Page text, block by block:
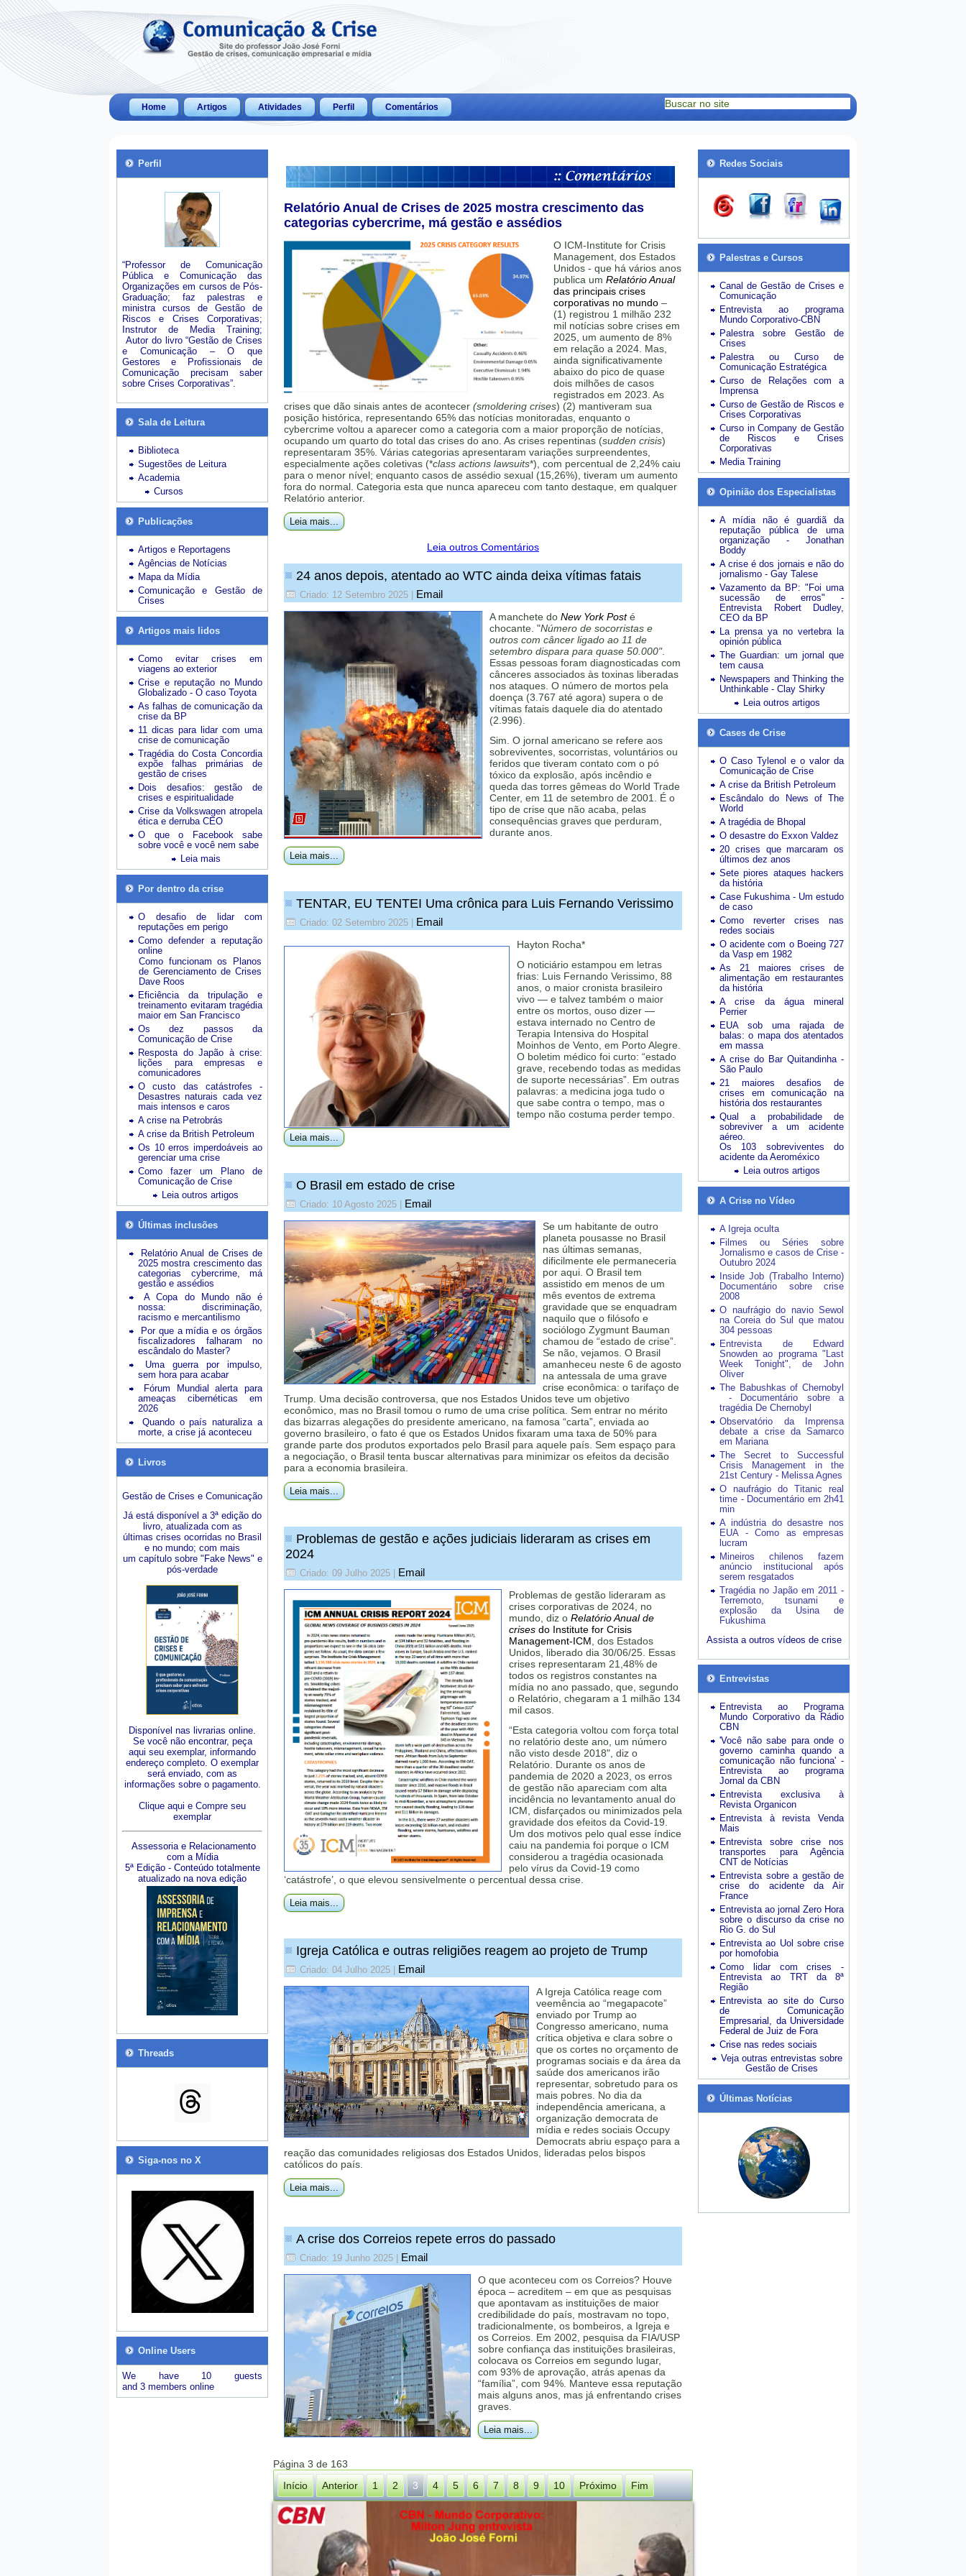
Home Artigos Atividades Perfil Comentários
Perfil
“Professor de Comunicação
Pública e Comunicação das
Organizações em cursos de Pós-
Graduação; faz palestras e
ministra cursos de Gestão de
Riscos e Crises Corporativas;
Instrutor de Media Training;
Autor do livro “Gestão de Crises
e Comunicação – O que
Gestores e Profissionais de
Comunicação precisam saber
sobre Crises Corporativas”.
Sala de Leitura
Biblioteca
Sugestões de Leitura
Academia
Cursos
Publicações
Artigos e Reportagens
Agências de Notícias
Mapa da Mídia
Comunicação e Gestão de
Crises
Artigos mais lidos
Como evitar crises em
viagens ao exterior
Crise e reputação no Mundo
Globalizado - O caso Toyota
As falhas de comunicação da
crise da BP
11 dicas para lidar com uma
crise de comunicação
Tragédia do Costa Concordia
expõe falhas primárias de
gestão de crises
Dois desafios: gestão de
crises e espiritualidade
Crise da Volkswagen atropela
ética e derruba CEO
O que o Facebook sabe
sobre você e você nem sabe
Leia mais
Por dentro da crise
O desafio de lidar com
reputações em perigo
Como defender a reputação
online
Como funcionam os Planos
de Gerenciamento de Crises
Dave Roos
Eficiência da tripulação e
treinamento evitaram tragédia
maior em San Francisco
Os dez passos da
Comunicação de Crise
Resposta do Japão à crise:
lições para empresas e
comunicadores
O custo das catástrofes -
Desastres naturais cada vez
mais intensos e caros
A crise na Petrobrás
A crise da British Petroleum
Os 10 erros imperdoáveis ao
gerenciar uma crise
Como fazer um Plano de
Comunicação de Crise
Leia outros artigos
Últimas inclusões
Relatório Anual de Crises de
2025 mostra crescimento das
categorias cybercrime, má
gestão e assédios
A Copa do Mundo não é
nossa: discriminação,
racismo e mercantilismo
Por que a mídia e os órgãos
fiscalizadores falharam no
escândalo do Master?
Uma guerra por impulso,
sem hora para acabar
Fórum Mundial alerta para
ameaças cibernéticas em
2026
Quando o país naturaliza a
morte, a crise já aconteceu
Livros
Gestão de Crises e Comunicação
Já está disponível a 3ª edição do
livro, atualizada com as
últimas crises ocorridas no Brasil
e no mundo; com mais
um capítulo sobre "Fake News" e
pós-verdade
Disponível nas livrarias online.
Se você não encontrar, peça
aqui seu exemplar, informando
endereço completo. O exemplar
será enviado, com as
informações sobre o pagamento.
Clique aqui e Compre seu
exemplar
Assessoria e Relacionamento
com a Mídia
5ª Edição - Conteúdo totalmente
atualizado na nova edição
Threads
Siga-nos no X
Online Users
We have 10 guests
and 3 members online
Relatório Anual de Crises de 2025 mostra crescimento das
categorias cybercrime, má gestão e assédios
O ICM-Institute for Crisis
Management, dos Estados
Unidos - que há vários anos
publica um Relatório Anual
das principais crises
corporativas no mundo –
(1) registrou 1 milhão 232
mil notícias sobre crises em
2025, um aumento de 8%
em relação a 2024. Mas,
ainda significativamente
abaixo do pico de quase
dois milhões de casos
registrados em 2023. As
crises que dão sinais antes de acontecer (smoldering crises) (2) mantiveram sua
posição histórica, representando 65% das notícias monitoradas, enquanto o
cybercrime voltou a aparecer como a categoria com a maior proporção de notícias,
ocupando um quarto do total das crises do ano. As crises repentinas (sudden crisis)
representaram 35%. Várias categorias apresentaram variações surpreendentes,
especialmente ações coletivas (*class actions lawsuits*), com percentual de 2,24% caiu
para o menor nível; enquanto casos de assédio sexual (15,26%), tiveram um aumento
fora do normal. Categoria esta que nunca apareceu com tanto destaque, em qualquer
Relatório anterior.
Leia mais...
Leia outros Comentários
24 anos depois, atentado ao WTC ainda deixa vítimas fatais
Criado: 12 Setembro 2025 Email
A manchete do New York Posté
chocante. "Número de socorristas e
outros com câncer ligado ao 11 de
setembro dispara para quase 50.000".
Essas pessoas foram diagnosticadas com
cânceres associados às toxinas liberadas
nos ataques. O número de mortos pela
doença (3.767 até agora) supera o de
vítimas fatais daquele dia do atentado
(2.996).
Sim. O jornal americano se refere aos
sobreviventes, socorristas, voluntários ou
feridos que tiveram contato com o pó
tóxico da explosão, após incêndio e
queda das torres gêmeas do World Trade
Center, em 11 de setembro de 2001. É o
tipo de crise que não acaba, pelas
consequências graves que perduram,
durante anos.
Leia mais...
TENTAR, EU TENTEI Uma crônica para Luis Fernando Verissimo
Criado: 02 Setembro 2025 Email
Hayton Rocha*
O noticiário estampou em letras
frias: Luis Fernando Verissimo, 88
anos, o maior cronista brasileiro
vivo — e talvez também o maior
entre os mortos, ouso dizer —
estava internado no Centro de
Terapia Intensiva do Hospital
Moinhos de Vento, em Porto Alegre.
O boletim médico foi curto: “estado
grave, recebendo todas as medidas
de suporte necessárias”. Em outras
palavras: a medicina joga tudo o
que sabe contra o tempo, mas o
tempo não costuma perder tempo.
Leia mais...
O Brasil em estado de crise
Criado: 10 Agosto 2025 Email
Se um habitante de outro
planeta pousasse no Brasil
nas últimas semanas,
dificilmente ele permaneceria
por aqui. O Brasil tem
assistido em menos de um
mês eventos de extrema
gravidade que se enquadram
naquilo que o filósofo e
sociólogo Zygmunt Bauman
chamou de “estado de crise”.
Se não, vejamos. O Brasil
amanheceu neste 6 de agosto
na antessala de uma grave
crise econômica: o tarifaço de
Trump. Uma decisão controversa, que nos Estados Unidos teve um objetivo
econômico, mas no Brasil tomou o rumo de uma crise política. Sem entrar no mérito
das bizarras alegações do presidente americano, na famosa “carta”, enviada ao
governo brasileiro, o fato é que os Estados Unidos fixaram uma taxa de 50% para
grande parte dos produtos exportados pelo Brasil para aquele país. Sem espaço para
a negociação, o Brasil tenta buscar alternativas para minimizar os efeitos da decisão
para a economia brasileira.
Leia mais...
Problemas de gestão e ações judiciais lideraram as crises em
2024
Criado: 09 Julho 2025 Email
Problemas de gestão lideraram as
crises corporativas de 2024, no
mundo, diz o Relatório Anual de
crises do Institute for Crisis
Management-ICM , dos Estados
Unidos, liberado dia 30/06/25. Essas
crises representaram 21,48% de
todos os registros constantes na
mídia no ano passado, que, segundo
o Relatório, chegaram a 1 milhão 134
mil casos.
“Esta categoria voltou com força total
no relatório deste ano, um número
não visto desde 2018", diz o
Relatório. Durante os anos de
pandemia de 2020 a 2023, os erros
de gestão não apareciam com alta
incidência no levantamento anual do
ICM, disfarçados ou minimizados pela
gravidade dos efeitos da Covid-19.
Um dos motivos pelo qual esse índice
caiu na pandemia foi porque o ICM
considerou a tragédia ocasionada
pelo vírus da Covid-19 como
‘catástrofe’, o que elevou sensivelmente o percentual dessa crise.
Leia mais...
Igreja Católica e outras religiões reagem ao projeto de Trump
Criado: 04 Julho 2025 Email
A Igreja Católica reage com
veemência ao “megapacote”
enviado por Trump ao
Congresso americano, numa
crítica objetiva e clara sobre o
que os cortes no orçamento de
programas sociais e da área da
saúde dos americanos irão
representar, sobretudo para os
mais pobres. No dia da
independência americana, a
organização democrata de
mídia e redes sociais Occupy
Democrats abriu espaço para a
reação das comunidades religiosas dos Estados Unidos, lideradas pelos bispos
católicos do país.
Leia mais...
A crise dos Correios repete erros do passado
Criado: 19 Junho 2025 Email
O que aconteceu com os Correios? Houve
época – acreditem – em que as pesquisas
que apontavam as instituições de maior
credibilidade do país, mostravam no topo,
tradicionalmente, os bombeiros, a Igreja e
os Correios. Em 2002, pesquisa da FIA/USP
sobre confiança das instituições brasileiras,
colocava os Correios em segundo lugar,
com 93% de aprovação, atrás apenas da
“família”, com 94%. Manteve essa reputação
mais alguns anos, mas já enfrentando crises
graves.
Leia mais...
Página 3 de 163
Início
Anterior 1 2 3 4 5 6 7 8 9 10 Próximo Fim
Redes Sociais
Palestras e Cursos
Canal de Gestão de Crises e
Comunicação
Entrevista ao programa
Mundo Corporativo-CBN
Palestra sobre Gestão de
Crises
Palestra ou Curso de
Comunicação Estratégica
Curso de Relações com a
Imprensa
Curso de Gestão de Riscos e
Crises Corporativas
Curso in Company de Gestão
de Riscos e Crises
Corporativas
Media Training
Opinião dos Especialistas
A mídia não é guardiã da
reputação pública de uma
organização - Jonathan
Boddy
A crise é dos jornais e não do
jornalismo - Gay Talese
Vazamento da BP: "Foi uma
sucessão de erros" -
Entrevista Robert Dudley,
CEO da BP
La prensa ya no vertebra la
opinión pública
The Guardian: um jornal que
tem causa
Newspapers and Thinking the
Unthinkable - Clay Shirky
Leia outros artigos
Cases de Crise
O Caso Tylenol e o valor da
Comunicação de Crise
A crise da British Petroleum
Escândalo do News of The
World
A tragédia de Bhopal
O desastre do Exxon Valdez
20 crises que marcaram os
últimos dez anos
Sete piores ataques hackers
da história
Case Fukushima - Um estudo
de caso
Como reverter crises nas
redes sociais
O acidente com o Boeing 727
da Vasp em 1982
As 21 maiores crises de
alimentação em restaurantes
da história
A crise da água mineral
Perrier
EUA sob uma rajada de
balas: o mapa dos atentados
em massa
A crise do Bar Quitandinha -
São Paulo
21 maiores desafios de
crises em comunicação na
história dos restaurantes
Qual a probabilidade de
sobreviver a um acidente
aéreo.
Os 103 sobreviventes do
acidente da Aeroméxico
Leia outros artigos
A Crise no Vídeo
A Igreja oculta
Filmes ou Séries sobre
Jornalismo e casos de Crise -
Outubro 2024
Inside Job (Trabalho Interno)
Documentário sobre crise
2008
O naufrágio do navio Sewol
na Coreia do Sul que matou
304 pessoas
Entrevista de Edward
Snowden ao programa "Last
Week Tonight", de John
Oliver
The Babushkas of Chernobyl
- Documentário sobre a
tragédia De Chernobyl
Observatório da Imprensa
debate a crise da Samarco
em Mariana
The Secret to Successful
Crisis Management in the
21st Century - Melissa Agnes
O naufrágio do Titanic real
time - Documentário em 2h41
min
A indústria do desastre nos
EUA - Como as empresas
lucram
Mineiros chilenos fazem
anúncio institucional após
serem resgatados
Tragédia no Japão em 2011 -
Terremoto, tsunami e
explosão da Usina de
Fukushima
Assista a outros vídeos de crise
Entrevistas
Entrevista ao Programa
Mundo Corporativo da Rádio
CBN
'Você não sabe para onde o
governo caminha quando a
comunicação não funciona' -
Entrevista ao programa
Jornal da CBN
Entrevista exclusiva à
Revista Organicon
Entrevista à revista Venda
Mais
Entrevista sobre crise nos
transportes para Agência
CNT de Notícias
Entrevista sobre a gestão de
crise do acidente da Air
France
Entrevista ao jornal Zero Hora
sobre o discurso da crise no
Rio G. do Sul
Entrevista ao Uol sobre crise
por homofobia
Como lidar com crises -
Entrevista ao TRT da 8ª
Região
Entrevista ao site do Curso
de Comunicação
Empresarial, da Universidade
Federal de Juiz de Fora
Crise nas redes sociais
Veja outras entrevistas sobre
Gestão de Crises
Últimas Notícias